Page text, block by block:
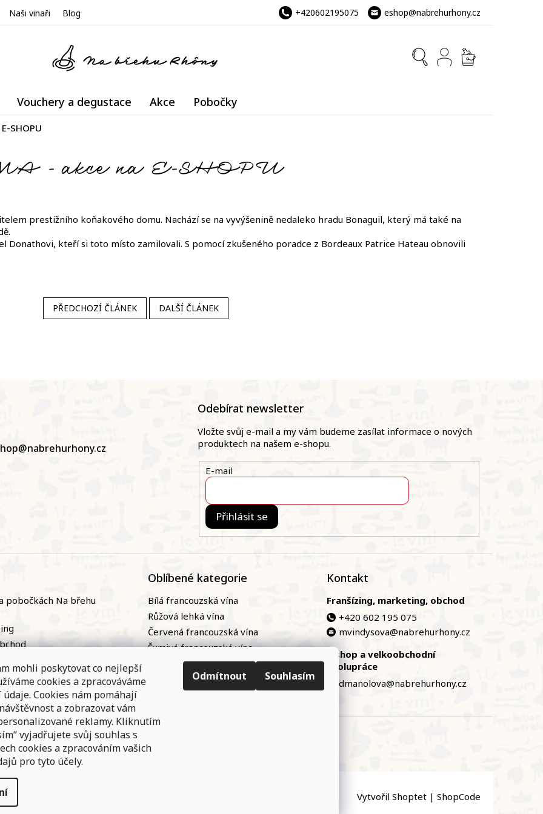
mohli poskytovat co nejlepší
cookies a zpracováváme
údaje. Cookies nám pomáhají
a zobrazovat vám
reklamy. Kliknutím
vyjadřujete svůj souhlas s
cookies a zpracováním vašich
pro tyto účely.
Odmítnout Souhlasím
+420602195075 eshop@nabrehurhony.cz
Naši vinaři Blog
NÁKUPNÍ
KOŠÍK
Vouchery a degustace Akce Pobočky
SHOPU
- akce na E-SHOPU
prestižního koňakového domu. Nachází se na vyvýšenině nedaleko hradu Bonaguil, který má také na
Donathovi, kteří si toto místo zamilovali. S pomocí zkušeného poradce z Bordeaux Patrice Hateau obnovili
PŘEDCHOZÍ ČLÁNEK DALŠÍ ČLÁNEK
@nabrehurhony.cz
Odebírat newsletter
Vložte svůj e-mail a my vám budeme zasílat informace o nových
produktech na našem e-shopu.
E-mail
Přihlásit se
pobočkách Na břehu
Oblíbené kategorie
Bílá francouzská vína
Růžová lehká vína
Červená francouzská vína
Šumivá francouzská vína
Naturální / přírodní francouzská
Bag-in-box
Kontakt
Franšízing, marketing, obchod
+420 602 195 075
mvindysova@nabrehurhony.cz
E-shop a velkoobchodní
spolupráce
dmanolova@nabrehurhony.cz
Vytvořil Shoptet | ShopCode
práva vyhrazena.